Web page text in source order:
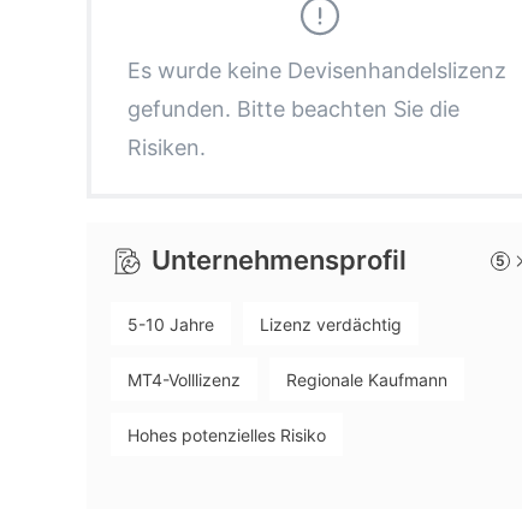
5
6
9
94
8
9
Es wurde keine Devisenhandelslizenz
gefunden. Bitte beachten Sie die
Risiken.
Unternehmensprofil 5
5-10 Jahre Lizenz verdächtig
MT4-Volllizenz Regionale Kaufmann
Hohes potenzielles Risiko
WikiFX Survey